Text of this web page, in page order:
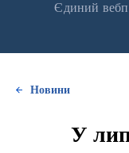
Єдиний
Новини
У